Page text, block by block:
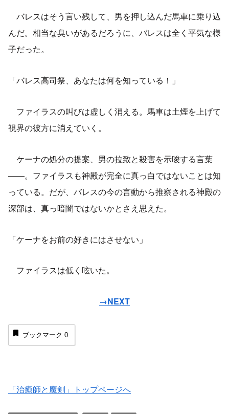
バレスはそう言い残して、男を押し込んだ馬車に乗り込
んだ。相当な臭いがあるだろうに、バレスは全く平気な様
子だった。
「バレス高司祭、あなたは何を知っている！」
ファイラスの叫びは虚しく消える。馬車は土煙を上げて
視界の彼方に消えていく。
ケーナの処分の提案、男の拉致と殺害を示唆する言葉
――。ファイラスも神殿が完全に真っ白ではないことは知
っている。だが、バレスの今の言動から推察される神殿の
深部は、真っ暗闇ではないかとさえ思えた。
「ケーナをお前の好きにはさせない」
ファイラスは低く呟いた。
→NEXT
ブックマーク 0
「治癒師と魔剣」トップページへ